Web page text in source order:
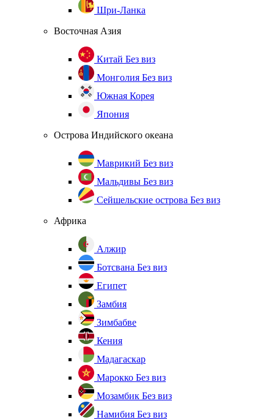
Шри-Ланка
Восточная Азия
Китай Без виз
Монголия Без виз
Южная Корея
Япония
Острова Индийского океана
Маврикий Без виз
Мальдивы Без виз
Сейшельские острова Без виз
Африка
Алжир
Ботсвана Без виз
Египет
Замбия
Зимбабве
Кения
Мадагаскар
Марокко Без виз
Мозамбик Без виз
Намибия Без виз